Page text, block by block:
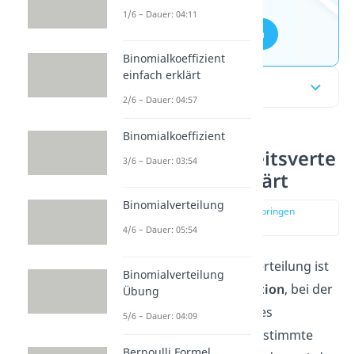
Aufgaben entdecken
Wahrscheinlichkeitsverte
ilung einfach erklärt
zur Stelle im Video springen
(00:19)
Eine Wahrscheinlichkeitsverteilung ist
einemathematische Funktion, bei der
jedem möglichen Wert eines
Zufallsexperiments eine bestimmte
1/6 – Dauer: 04:11
Binomialkoeffizient
einfach erklärt
2/6 – Dauer: 04:57
Binomialkoeffizient
3/6 – Dauer: 03:54
Binomialverteilung
4/6 – Dauer: 05:54
Binomialverteilung
Übung
5/6 – Dauer: 04:09